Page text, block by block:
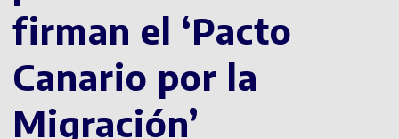
firman el ‘Pacto
Canario por la
Migración’